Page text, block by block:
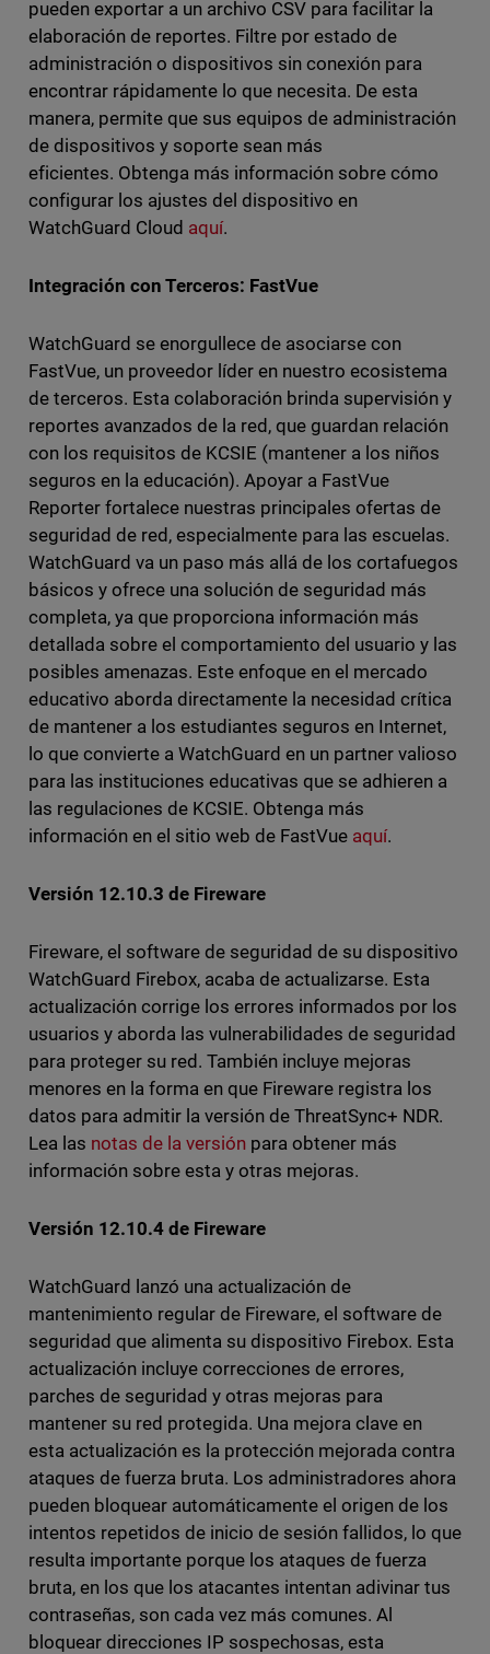
pueden exportar a un archivo CSV para facilitar la
elaboración de reportes. Filtre por estado de
administración o dispositivos sin conexión para
encontrar rápidamente lo que necesita. De esta
manera, permite que sus equipos de administración
de dispositivos y soporte sean más
eficientes. Obtenga más información sobre cómo
configurar los ajustes del dispositivo en
WatchGuard Cloud aquí.
Integración con Terceros: FastVue
WatchGuard se enorgullece de asociarse con
FastVue, un proveedor líder en nuestro ecosistema
de terceros. Esta colaboración brinda supervisión y
reportes avanzados de la red, que guardan relación
con los requisitos de KCSIE (mantener a los niños
seguros en la educación). Apoyar a FastVue
Reporter fortalece nuestras principales ofertas de
seguridad de red, especialmente para las escuelas.
WatchGuard va un paso más allá de los cortafuegos
básicos y ofrece una solución de seguridad más
completa, ya que proporciona información más
detallada sobre el comportamiento del usuario y las
posibles amenazas. Este enfoque en el mercado
educativo aborda directamente la necesidad crítica
de mantener a los estudiantes seguros en Internet,
lo que convierte a WatchGuard en un partner valioso
para las instituciones educativas que se adhieren a
las regulaciones de KCSIE. Obtenga más
información en el sitio web de FastVue aquí.
Versión 12.10.3 de Fireware
Fireware, el software de seguridad de su dispositivo
WatchGuard Firebox, acaba de actualizarse. Esta
actualización corrige los errores informados por los
usuarios y aborda las vulnerabilidades de seguridad
para proteger su red. También incluye mejoras
menores en la forma en que Fireware registra los
datos para admitir la versión de ThreatSync+ NDR.
Lea las notas de la versiónpara obtener más
información sobre esta y otras mejoras.
Versión 12.10.4 de Fireware
WatchGuard lanzó una actualización de
mantenimiento regular de Fireware, el software de
seguridad que alimenta su dispositivo Firebox. Esta
actualización incluye correcciones de errores,
parches de seguridad y otras mejoras para
mantener su red protegida. Una mejora clave en
esta actualización es la protección mejorada contra
ataques de fuerza bruta. Los administradores ahora
pueden bloquear automáticamente el origen de los
intentos repetidos de inicio de sesión fallidos, lo que
resulta importante porque los ataques de fuerza
bruta, en los que los atacantes intentan adivinar tus
contraseñas, son cada vez más comunes. Al
bloquear direcciones IP sospechosas, esta